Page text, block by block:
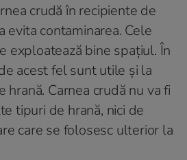
crudă în recipiente de
evita contaminarea. Cele
exploatează bine spațiul. În
acest fel sunt utile și la
hrană. Carnea crudă nu va fi
tipuri de hrană, nici de
care se folosesc ulterior la